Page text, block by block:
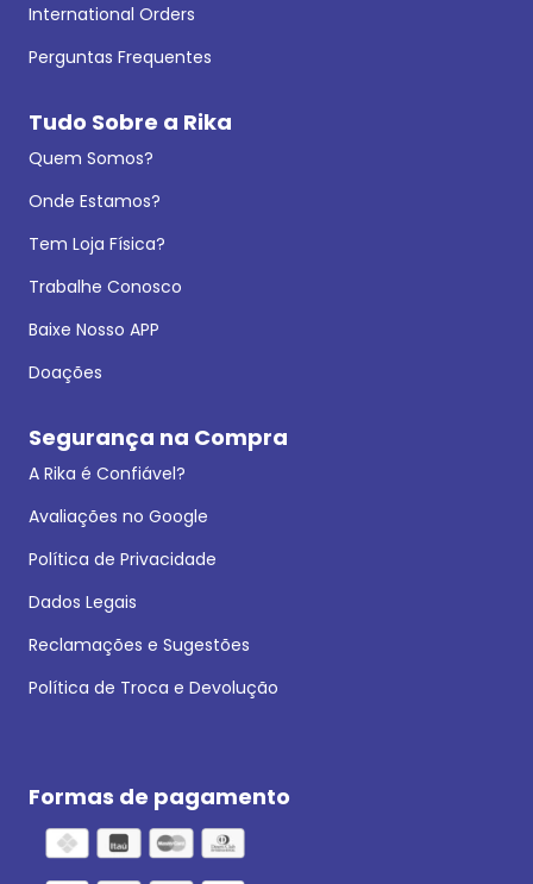
International Orders
Perguntas Frequentes
Tudo Sobre a Rika
Quem Somos?
Onde Estamos?
Tem Loja Física?
Trabalhe Conosco
Baixe Nosso APP
Doações
Segurança na Compra
A Rika é Confiável?
Avaliações no Google
Política de Privacidade
Dados Legais
Reclamações e Sugestões
Política de Troca e Devolução
Formas de pagamento